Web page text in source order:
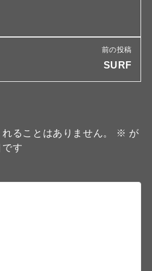
前の投稿
SURF
ることはありません。 ※ が
す